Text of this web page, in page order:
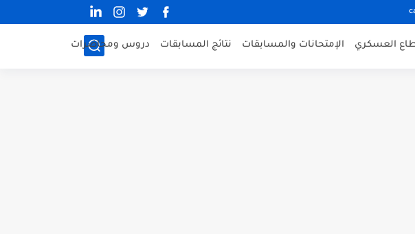
العسكري الإمتحانات والمسابقات نتائج المسابقات دروس ومحاضرات